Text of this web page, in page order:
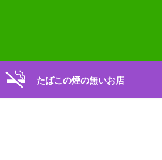
たばこの煙の無いお店